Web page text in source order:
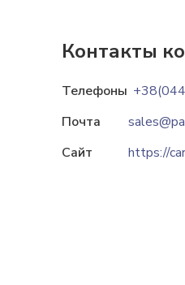
Контакты
Телефоны
Почта
Сайт